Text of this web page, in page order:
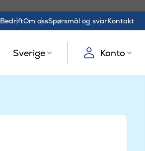
BedriftOm ossSpørsmål og svarKontakt
Sverige Konto